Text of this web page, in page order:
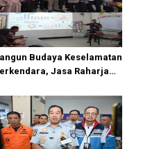
Budaya Keselamatan
Jasa Raharja
Medan Industri